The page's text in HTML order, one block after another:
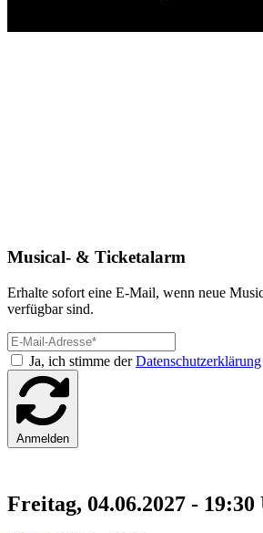
Musical- & Ticketalarm
Erhalte sofort eine E-Mail, wenn neue
verfügbar sind.
Ja, ich stimme derDatenschutzerklärung
Anmelden
Freitag, 04.06.2027 -